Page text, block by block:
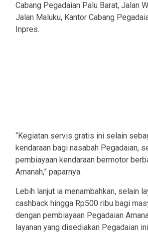
Cabang Pegadaian Palu Barat, Jalan
Jalan Maluku, Kantor Cabang
Inpres.
“Kegiatan servis gratis ini selain
kendaraan bagi nasabah Pegadaian,
pembiayaan kendaraan bermotor
Amanah,” paparnya.
Lebih lanjut ia menambahkan, selain
cashback hingga Rp500 ribu bagi
dengan pembiayaan Pegadaian
layanan yang disediakan Pegadaian